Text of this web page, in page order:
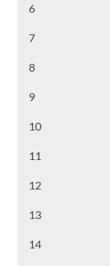
6
7
8
9
10
11
12
13
14